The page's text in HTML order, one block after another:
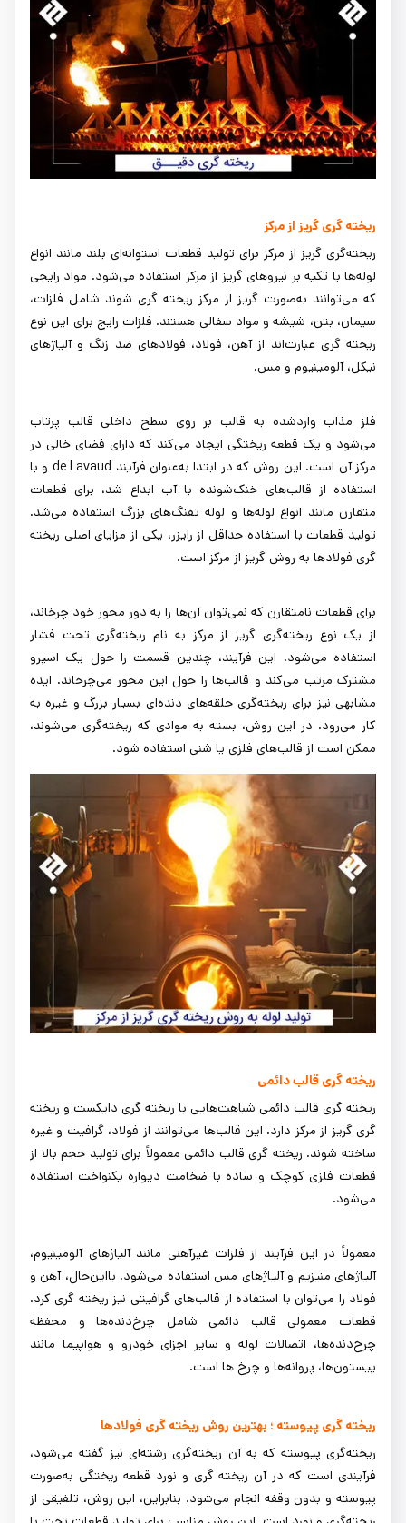
ریخته گری گریز از مرکز
ریخته‌گری گریز از مرکز برای تولید قطعات استوانه‌ای بلند مانند انواع
لوله‌ها با تکیه بر نیروهای گریز از مرکز استفاده می‌شود. مواد رایجی
که می‌توانند به‌صورت گریز از مرکز ریخته گری شوند شامل فلزات،
سیمان، بتن، شیشه و مواد سفالی هستند. فلزات رایج برای این نوع
ریخته گری عبارت‌اند از آهن، فولاد، فولادهای ضد زنگ و آلیاژهای
نیکل، آلومینیوم و مس.
فلز مذاب واردشده به قالب بر روی سطح داخلی قالب پرتاب
می‌شود و یک قطعه ریختگی ایجاد می‌کند که دارای فضای خالی در
مرکز آن است. این روش که در ابتدا به‌عنوان فرآیند de Lavaud و با
استفاده از قالب‌های خنک‌شونده با آب ابداع شد، برای قطعات
متقارن مانند انواع لوله‌ها و لوله‌ تفنگ‌های بزرگ استفاده می‌شد.
تولید قطعات با استفاده حداقل از رایزر، یکی از مزایای اصلی ریخته
گری فولادها به روش گریز از مرکز است.
برای قطعات نامتقارن که نمی‌توان آن‌ها را به دور محور خود چرخاند،
از یک نوع ریخته‌گری گریز از مرکز به نام ریخته‌گری تحت‌ فشار
استفاده می‌شود. این فرآیند، چندین قسمت را حول یک اسپرو
مشترک مرتب می‌کند و قالب‌ها را حول این محور می‌چرخاند. ایده
مشابهی نیز برای ریخته‌گری حلقه‌های دنده‌ای بسیار بزرگ و غیره به
کار می‌رود. در این روش، بسته به موادی که ریخته‌گری می‌شوند،
ممکن است از قالب‌های فلزی یا شنی استفاده شود.
ریخته گری قالب دائمی
ریخته گری قالب دائمی شباهت‌هایی با ریخته گری دایکست و ریخته
گری گریز از مرکز دارد. این قالب‌ها می‌توانند از فولاد، گرافیت و غیره
ساخته شوند. ریخته گری قالب دائمی معمولاً برای تولید حجم بالا از
قطعات فلزی کوچک و ساده با ضخامت دیواره یکنواخت استفاده
می‌شود.
معمولاً در این فرآیند از فلزات غیرآهنی مانند آلیاژهای آلومینیوم،
آلیاژهای منیزیم و آلیاژهای مس استفاده می‌شود. بااین‌حال، آهن و
فولاد را می‌توان با استفاده از قالب‌های گرافیتی نیز ریخته گری کرد.
قطعات معمولی قالب دائمی شامل چرخ‌دنده‌ها و محفظه
چرخ‌دنده‌ها، اتصالات لوله و سایر اجزای خودرو و هواپیما مانند
پیستون‌ها، پروانه‌ها و چرخ ها است.
ریخته گری پیوسته ؛ بهترین روش ریخته گری فولادها
ریخته‌گری پیوسته که به آن ریخته‌گری رشته‌ای نیز گفته می‌شود،
فرآیندی است که در آن ریخته گری و نورد قطعه ریختگی به‌صورت
پیوسته و بدون وقفه انجام می‌شود. بنابراین، این روش، تلفیقی از